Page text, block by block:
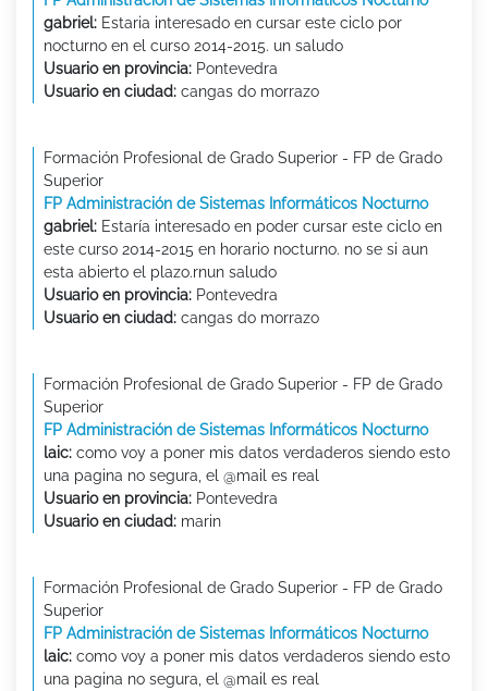
gabriel: Estaria interesado en cursar este ciclo por
nocturno en el curso 2014-2015. un saludo
Usuario en provincia: Pontevedra
Usuario en ciudad: cangas do morrazo
Formación Profesional de Grado Superior - FP de Grado
Superior
FP Administración de Sistemas Informáticos Nocturno
gabriel: Estaría interesado en poder cursar este ciclo en
este curso 2014-2015 en horario nocturno. no se si aun
esta abierto el plazo.rnun saludo
Usuario en provincia: Pontevedra
Usuario en ciudad: cangas do morrazo
Formación Profesional de Grado Superior - FP de Grado
Superior
FP Administración de Sistemas Informáticos Nocturno
laic: como voy a poner mis datos verdaderos siendo esto
una pagina no segura, el @mail es real
Usuario en provincia: Pontevedra
Usuario en ciudad: marin
Formación Profesional de Grado Superior - FP de Grado
Superior
FP Administración de Sistemas Informáticos Nocturno
laic: como voy a poner mis datos verdaderos siendo esto
una pagina no segura, el @mail es real